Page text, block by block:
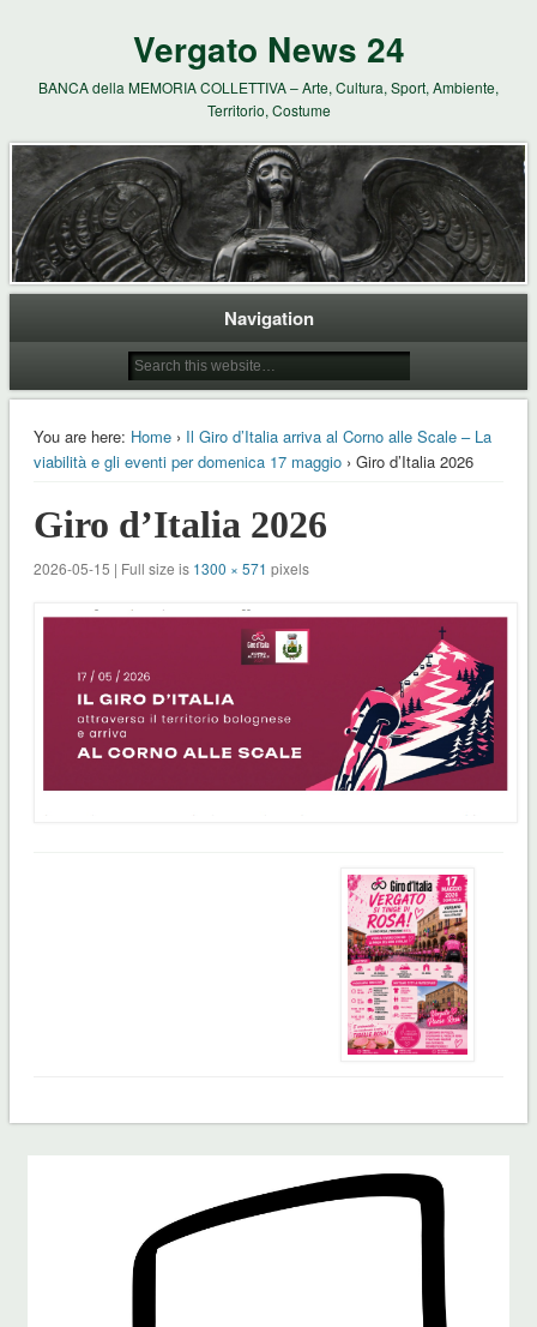
Vergato News 24
BANCA della MEMORIA COLLETTIVA – Arte, Cultura, Sport, Ambiente,
Territorio, Costume
Navigation
You are here: Home› Il Giro d’Italia arriva al Corno alle Scale – La
viabilità e gli eventi per domenica 17 maggio› Giro d’Italia 2026
Giro d’Italia 2026
2026-05-15 | Full size is 1300 × 571 pixels